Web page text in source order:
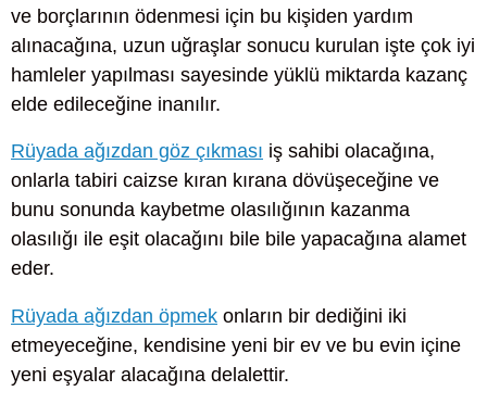
ve borçlarının ödenmesi için bu kişiden yardım
alınacağına, uzun uğraşlar sonucu kurulan işte çok iyi
hamleler yapılması sayesinde yüklü miktarda kazanç
elde edileceğine inanılır.
Rüyada ağızdan göz çıkması iş sahibi olacağına,
onlarla tabiri caizse kıran kırana dövüşeceğine ve
bunu sonunda kaybetme olasılığının kazanma
olasılığı ile eşit olacağını bile bile yapacağına alamet
eder.
Rüyada ağızdan öpmek onların bir dediğini iki
etmeyeceğine, kendisine yeni bir ev ve bu evin içine
yeni eşyalar alacağına delalettir.